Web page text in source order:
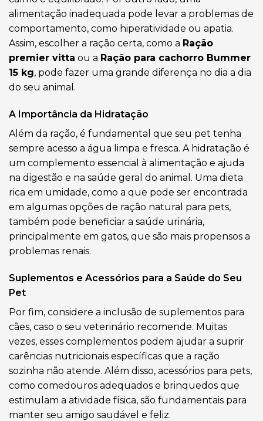
alimentação inadequada pode levar a problemas de
comportamento, como hiperatividade ou apatia.
Assim, escolher a ração certa, como a Ração
premier vitta ou a Ração para cachorro Bummer
15 kg, pode fazer uma grande diferença no dia a dia
do seu animal.
A Importância da Hidratação
Além da ração, é fundamental que seu pet tenha
sempre acesso a água limpa e fresca. A hidratação é
um complemento essencial à alimentação e ajuda
na digestão e na saúde geral do animal. Uma dieta
rica em umidade, como a que pode ser encontrada
em algumas opções de ração natural para pets,
também pode beneficiar a saúde urinária,
principalmente em gatos, que são mais propensos a
problemas renais.
Suplementos e Acessórios para a Saúde do Seu
Pet
Por fim, considere a inclusão de suplementos para
cães, caso o seu veterinário recomende. Muitas
vezes, esses complementos podem ajudar a suprir
carências nutricionais específicas que a ração
sozinha não atende. Além disso, acessórios para pets,
como comedouros adequados e brinquedos que
estimulam a atividade física, são fundamentais para
manter seu amigo saudável e feliz.